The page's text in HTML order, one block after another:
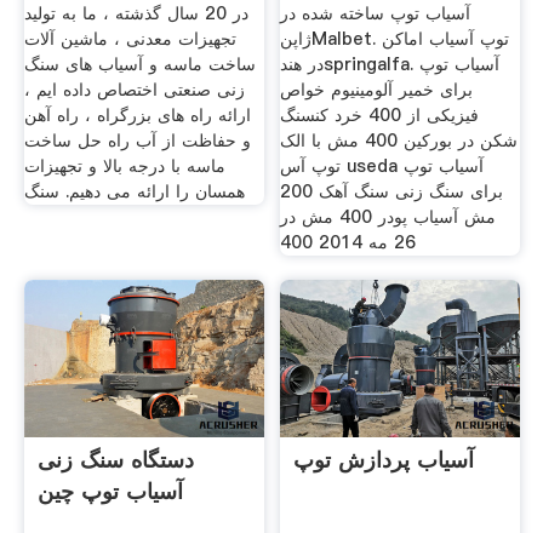
در 20 سال گذشته ، ما به تولید
تجهیزات معدنی ، ماشین آلات
ساخت ماسه و آسیاب های سنگ
زنی صنعتی اختصاص داده ایم ،
ارائه راه های بزرگراه ، راه آهن
و حفاظت از آب راه حل ساخت
ماسه با درجه بالا و تجهیزات
همسان را ارائه می دهیم. سنگ
آسیاب توپ ساخته شده در
ژاپنMalbet. توپ آسیاب اماکن
در هندspringalfa. آسیاب توپ
برای خمیر آلومینیوم خواص
فیزیکی از 400 خرد کنسنگ
شکن در بورکین 400 مش با الک
توپ آس useda آسیاب توپ
برای سنگ زنی سنگ آهک 200
مش آسیاب پودر 400 مش در
26 مه 2014 400
دستگاه سنگ زنی
آسیاب توپ چین
آسیاب پردازش توپ